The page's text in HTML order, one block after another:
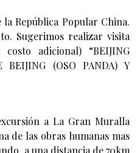
República Popular China.
Sugerimos realizar visita
adicional) “BEIJING
BEIJING (OSO PANDA) Y
a La Gran Muralla
de las obras humanas mas